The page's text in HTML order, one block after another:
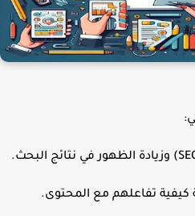
تفاعلهم مع المحتوى.